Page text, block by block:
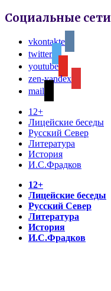
Социальные сети
vkontakte
twitter
youtube
zen-yandex
mail
12+
Лицейские беседы
Русский Север
Литература
История
И.С.Фрадков
12+
Лицейские беседы
Русский Север
Литература
История
И.С.Фрадков